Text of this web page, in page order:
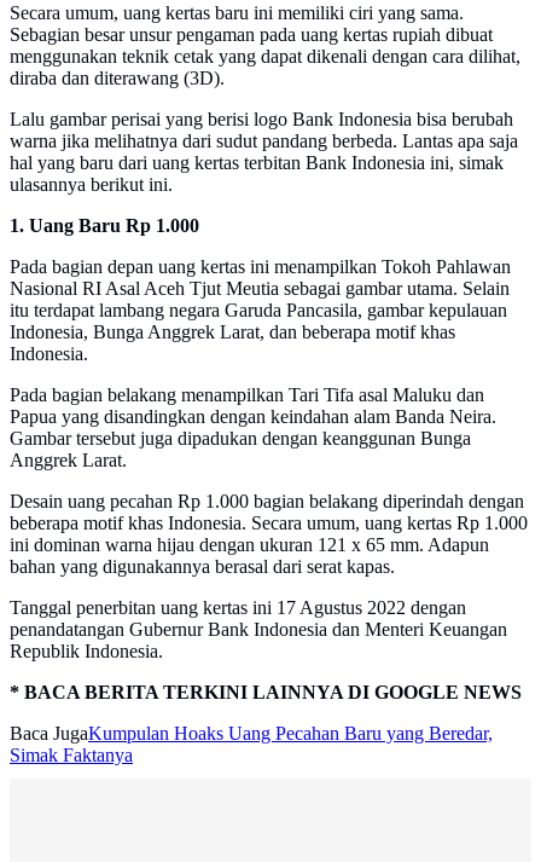
Secara umum, uang kertas baru ini memiliki ciri yang sama.
Sebagian besar unsur pengaman pada uang kertas rupiah dibuat
menggunakan teknik cetak yang dapat dikenali dengan cara dilihat,
diraba dan diterawang (3D).
Lalu gambar perisai yang berisi logo Bank Indonesia bisa berubah
warna jika melihatnya dari sudut pandang berbeda. Lantas apa saja
hal yang baru dari uang kertas terbitan Bank Indonesia ini, simak
ulasannya berikut ini.
1. Uang Baru Rp 1.000
Pada bagian depan uang kertas ini menampilkan Tokoh Pahlawan
Nasional RI Asal Aceh Tjut Meutia sebagai gambar utama. Selain
itu terdapat lambang negara Garuda Pancasila, gambar kepulauan
Indonesia, Bunga Anggrek Larat, dan beberapa motif khas
Indonesia.
Pada bagian belakang menampilkan Tari Tifa asal Maluku dan
Papua yang disandingkan dengan keindahan alam Banda Neira.
Gambar tersebut juga dipadukan dengan keanggunan Bunga
Anggrek Larat.
Desain uang pecahan Rp 1.000 bagian belakang diperindah dengan
beberapa motif khas Indonesia. Secara umum, uang kertas Rp 1.000
ini dominan warna hijau dengan ukuran 121 x 65 mm. Adapun
bahan yang digunakannya berasal dari serat kapas.
Tanggal penerbitan uang kertas ini 17 Agustus 2022 dengan
penandatangan Gubernur Bank Indonesia dan Menteri Keuangan
Republik Indonesia.
* BACA BERITA TERKINI LAINNYA DI GOOGLE NEWS
Baca JugaKumpulan Hoaks Uang Pecahan Baru yang Beredar,
Simak Faktanya